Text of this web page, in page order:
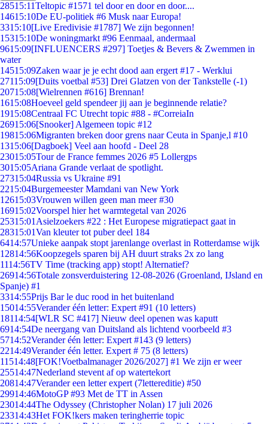
28515:11Teltopic #1571 tel door en door en door....
14615:10De EU-politiek #6 Musk naar Europa!
3315:10[Live Eredivisie #1787] We zijn begonnen!
15315:10De woningmarkt #96 Eenmaal, andermaal
9615:09[INFLUENCERS #297] Toetjes & Bevers & Zwemmen in
water
14515:09Zaken waar je je echt dood aan ergert #17 - Werklui
27115:09[Duits voetbal #53] Drei Glatzen von der Tankstelle (-1)
20715:08[Wielrennen #616] Brennan!
1615:08Hoeveel geld spendeer jij aan je beginnende relatie?
1915:08Centraal FC Utrecht topic #88 - #CorreiaIn
26915:06[Snooker] Algemeen topic #12
19815:06Migranten breken door grens naar Ceuta in Spanje,l #10
1315:06[Dagboek] Veel aan hoofd - Deel 28
23015:05Tour de France femmes 2026 #5 Lollergps
3015:05Ariana Grande verlaat de spotlight.
27315:04Russia vs Ukraine #91
2215:04Burgemeester Mamdani van New York
12615:03Vrouwen willen geen man meer #30
16915:02Voorspel hier het warmtegetal van 2026
25315:01 Asielzoekers #22 : Het Europese migratiepact gaat in
28315:01Van kleuter tot puber deel 184
6414:57Unieke aanpak stopt jarenlange overlast in Rotterdamse wijk
12814:56Koopzegels sparen bij AH duurt straks 2x zo lang
1114:56TV Time (tracking app) stopt! Alternatief?
26914:56Totale zonsverduistering 12-08-2026 (Groenland, IJsland en
Spanje) #1
3314:55Prijs Bar le duc rood in het buitenland
15014:55Verander één letter: Expert #91 (10 letters)
18114:54[WLR SC #417] Nieuw deel openen was kaputt
6914:54De neergang van Duitsland als lichtend voorbeeld #3
5714:52Verander één letter: Expert #143 (9 letters)
2214:49Verander één letter. Expert # 75 (8 letters)
11514:48[FOK!Voetbalmanager 2026/2027] #1 We zijn er weer
25514:47Nederland stevent af op watertekort
20814:47Verander een letter expert (7lettereditie) #50
29914:46MotoGP #93 Met de TT in Assen
23014:44The Odyssey (Christopher Nolan) 17 juli 2026
23314:43Het FOK!kers maken teringherrie topic